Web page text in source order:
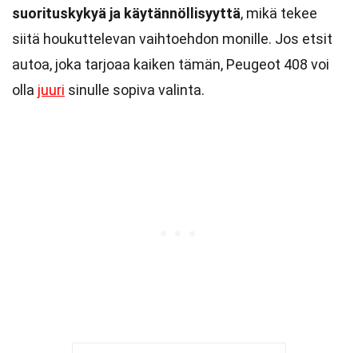
suorituskykyä ja käytännöllisyyttä, mikä tekee
siitä houkuttelevan vaihtoehdon monille. Jos etsit
autoa, joka tarjoaa kaiken tämän, Peugeot 408 voi
olla juuri sinulle sopiva valinta.